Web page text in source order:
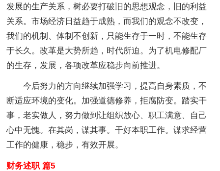
发展的生产关系，树必要打破旧的思想观念，旧的利益
关系。市场经济日益趋于成熟，而我们的观念不改变，
我们的机制、体制不创新，只能生存于一时，不能生存
于长久。改革是大势所趋，时代所迫。为了机电修配厂
的生存，发展，各项改革应稳步向前推进。
今后努力的方向继续加强学习，提高自身素质，不
断适应环境的变化。加强道德修养，拒腐防变。踏实干
事，老实做人，努力做到让组织放心、职工满意、自己
心中无愧。在其岗，谋其事。干好本职工作。谋求经营
工作的健康，稳步，有效开展。
财务述职 篇5